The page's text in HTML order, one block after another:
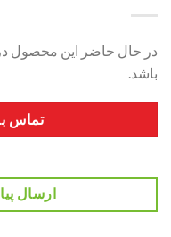
در حال حاضر این محصول
باشد.
تماس
ارسال